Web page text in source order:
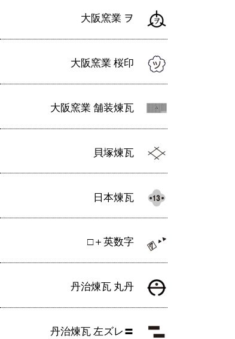
大阪窯業 ヲ
大阪窯業 桜印
大阪窯業 舗装煉瓦
貝塚煉瓦
日本煉瓦
□＋英数字
丹治煉瓦 丸丹
丹治煉瓦 左ズレ〓